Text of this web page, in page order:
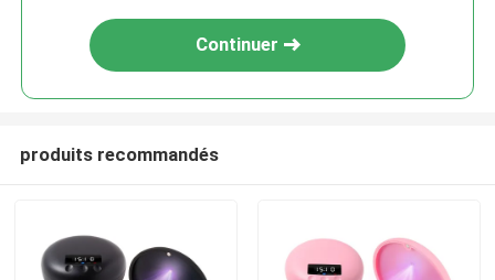
Continuer
produits recommandés